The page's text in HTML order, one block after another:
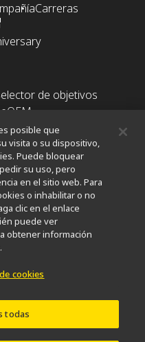
Carreras
de objetivos
OEM
posible que
visita o su dispositivo,
Puede bloquear
su uso, pero
en el sitio web. Para
o inhabilitar o no
clic en el enlace
puede ver
obtener información
cookies
todas